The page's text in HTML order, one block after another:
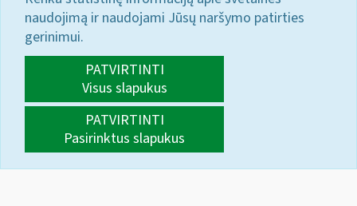
naudojimą ir naudojami Jūsų naršymo patirties
gerinimui.
PATVIRTINTI
Visus slapukus
PATVIRTINTI
Pasirinktus slapukus